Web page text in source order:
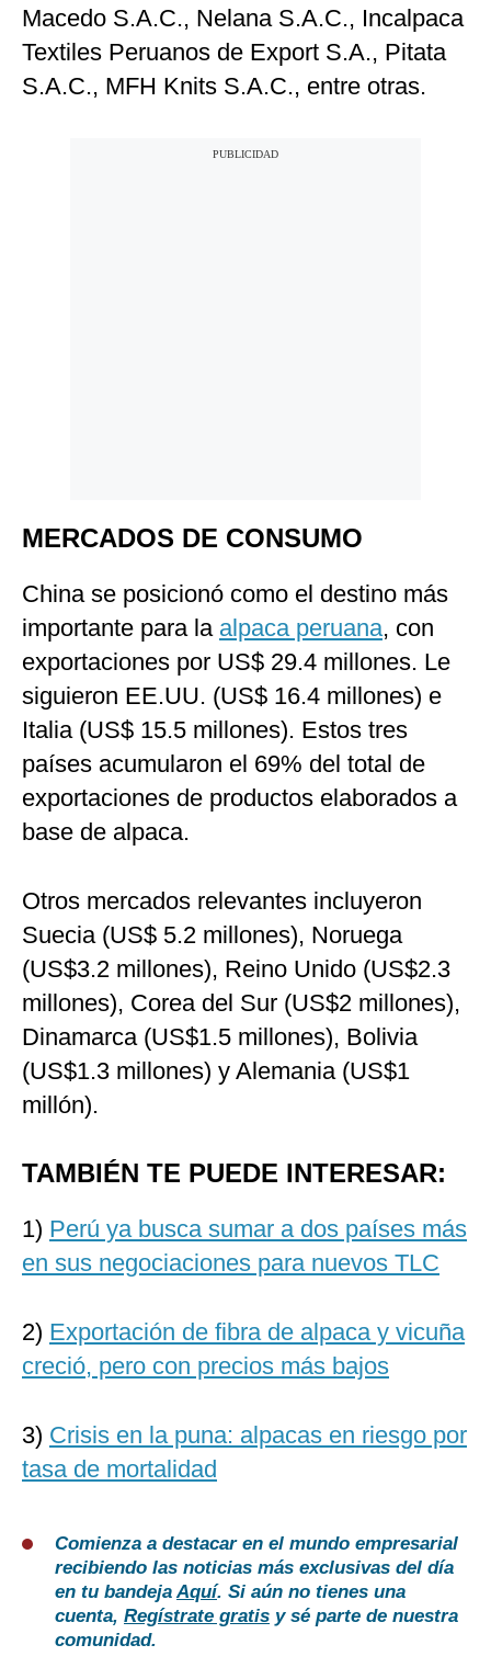
Macedo S.A.C., Nelana S.A.C., Incalpaca
Textiles Peruanos de Export S.A., Pitata
S.A.C., MFH Knits S.A.C., entre otras.
MERCADOS DE CONSUMO
China se posicionó como el destino más
importante para la alpaca peruana, con
exportaciones por US$ 29.4 millones. Le
siguieron EE.UU. (US$ 16.4 millones) e
Italia (US$ 15.5 millones). Estos tres
países acumularon el 69% del total de
exportaciones de productos elaborados a
base de alpaca.
Otros mercados relevantes incluyeron
Suecia (US$ 5.2 millones), Noruega
(US$3.2 millones), Reino Unido (US$2.3
millones), Corea del Sur (US$2 millones),
Dinamarca (US$1.5 millones), Bolivia
(US$1.3 millones) y Alemania (US$1
millón).
TAMBIÉN TE PUEDE INTERESAR:
1) Perú ya busca sumar a dos países más
en sus negociaciones para nuevos TLC
2) Exportación de fibra de alpaca y vicuña
creció, pero con precios más bajos
3) Crisis en la puna: alpacas en riesgo por
tasa de mortalidad
Comienza a destacar en el mundo empresarial
recibiendo las noticias más exclusivas del día
en tu bandejaAquí. Si aún no tienes una
cuenta, Regístrate gratis y sé parte de nuestra
comunidad.